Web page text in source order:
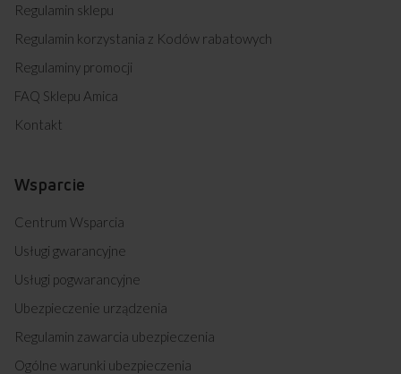
Regulamin sklepu
Regulamin korzystania z Kodów rabatowych
Regulaminy promocji
FAQ Sklepu Amica
Kontakt
Wsparcie
Centrum Wsparcia
Usługi gwarancyjne
Usługi pogwarancyjne
Ubezpieczenie urządzenia
Regulamin zawarcia ubezpieczenia
Ogólne warunki ubezpieczenia